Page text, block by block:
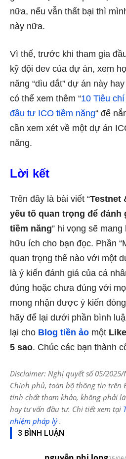
nữa, nếu vẫn thất bại thì
này nữa.
Vì thế, trước khi tham gia
kỹ đội dev của dự án, xem
năng “dìu dắt” dự án này
có thể xem thêm “10 Tiêu
đầu tư ICO tiềm năng“ để
cần xem xét về một dự án
năng.
Lời kết
Trên đây là bài viết “Testnet
yếu tố quan trọng để đánh
tiềm năng” hi vọng sẽ
hữu ích cho bạn đọc. Phần
quan trọng thế nào với một
là ý kiến đánh giá của cá
đúng hoặc chưa đúng với
mong nhận được ý kiến
hãy để lại dưới phần bình
lại cho Blog tiền ảo một Like
5 sao. Chúc các bạn thành
Disclaimer: Nghị quyết số 05/
Chính phủ, toàn bộ thông tin trên
tính chất tham khảo, không phải
hay tư vấn đầu tư. Chi tiết xem tại
nhiệm pháp lý.
3 BÌNH LUẬN